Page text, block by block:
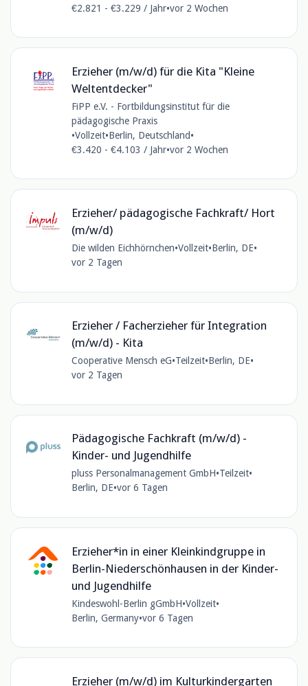
€2.821 - €3.229 / Jahr•vor 2 Wochen
Erzieher (m/w/d) für die Kita "Kleine
Weltentdecker"
FiPP e.V. - Fortbildungsinstitut für die
pädagogische Praxis
•Vollzeit•Berlin, Deutschland•
€3.420 - €4.103 / Jahr•vor 2 Wochen
Erzieher/ pädagogische Fachkraft/ Hort
(m/w/d)
Die wilden Eichhörnchen•Vollzeit•Berlin, DE•
vor 2 Tagen
Erzieher / Facherzieher für Integration
(m/w/d) - Kita
Cooperative Mensch eG•Teilzeit•Berlin, DE•
vor 2 Tagen
Pädagogische Fachkraft (m/w/d) -
Kinder- und Jugendhilfe
pluss Personalmanagement GmbH•Teilzeit•
Berlin, DE•vor 6 Tagen
Erzieher*in in einer Kleinkindgruppe in
Berlin-Niederschönhausen in der Kinder-
und Jugendhilfe
Kindeswohl-Berlin gGmbH•Vollzeit•
Berlin, Germany•vor 6 Tagen
Erzieher (m/w/d) im Kulturkindergarten